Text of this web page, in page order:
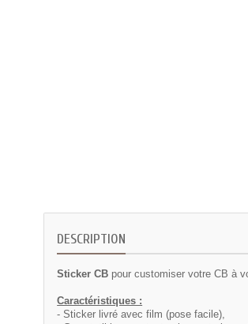
DESCRIPTION
Sticker CB pour customiser votre CB à
Caractéristiques :
- Sticker livré avec film (pose facile),